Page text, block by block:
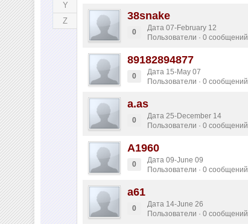
Y
Z
38snake
0
Дата 07-February 12
Пользователи · 0 сообщений
89182894877
0
Дата 15-May 07
Пользователи · 0 сообщений
a.as
0
Дата 25-December 14
Пользователи · 0 сообщений
A1960
0
Дата 09-June 09
Пользователи · 0 сообщений
a61
0
Дата 14-June 26
Пользователи · 0 сообщений